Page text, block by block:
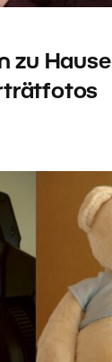
zu Hause